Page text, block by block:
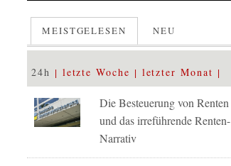
MEISTGELESEN NEU
24h letzte Woche letzter Monat
Die Besteuerung von Renten
und das irreführende Renten-
Narrativ